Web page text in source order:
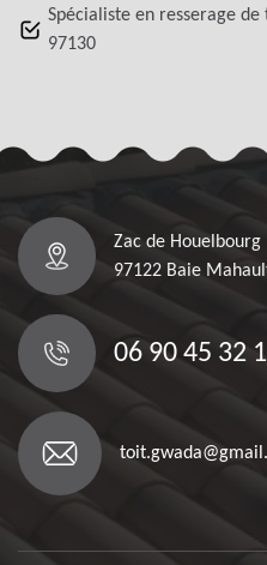
Spécialiste en resserage
97130
Zac de Houelbourg
97122 Baie
06 90 45 32